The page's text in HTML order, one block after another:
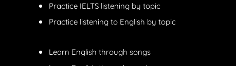
Practice IELTS listening by topic
Practice listening to English by topic
Learn English through songs